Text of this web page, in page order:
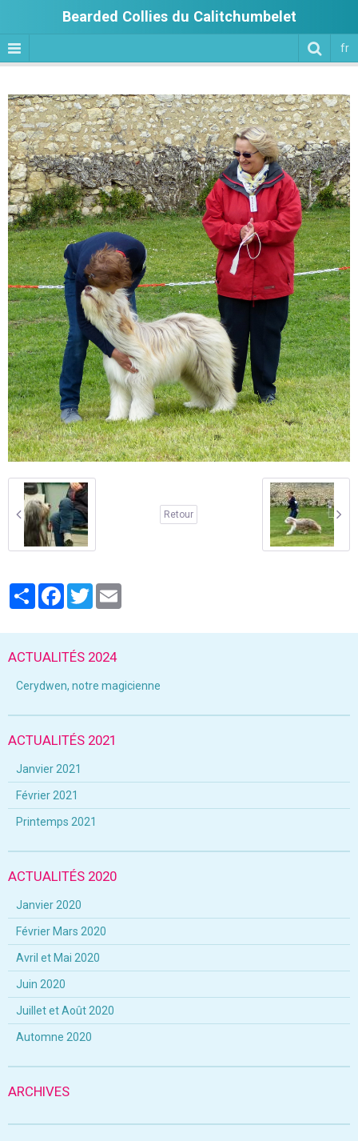
Bearded Collies du Calitchumbelet
fr
Retour
PartagerFacebook
Twitter
ACTUALITÉS 2024
Cerydwen, notre magicienne
ACTUALITÉS 2021
Janvier 2021
Février 2021
Printemps 2021
ACTUALITÉS 2020
Janvier 2020
Février Mars 2020
Avril et Mai 2020
Juin 2020
Juillet et Août 2020
Automne 2020
ARCHIVES